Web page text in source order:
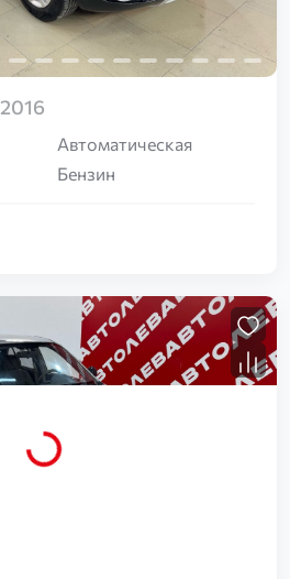
2016
Автоматическая
Бензин
Загрузка...